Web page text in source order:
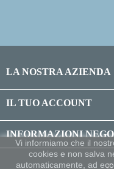
LA NOSTRA AZIENDA
IL TUO ACCOUNT
INFORMAZIONI
Vi informiamo che il
cookies e non salva
automaticamente, ad
©